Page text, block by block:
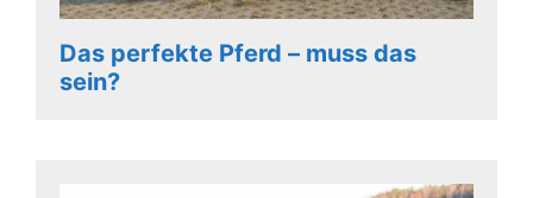
Das perfekte Pferd – muss das
sein?